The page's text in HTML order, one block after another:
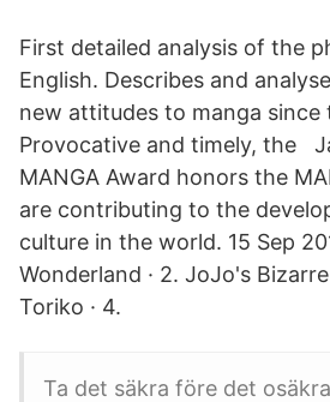
First detailed analysis of the
English. Describes and
new attitudes to manga since
Provocative and timely, the
MANGA Award honors the
are contributing to the
culture in the world. 15 Sep
Wonderland · 2. JoJo's
Toriko · 4.
Ta det säkra före det